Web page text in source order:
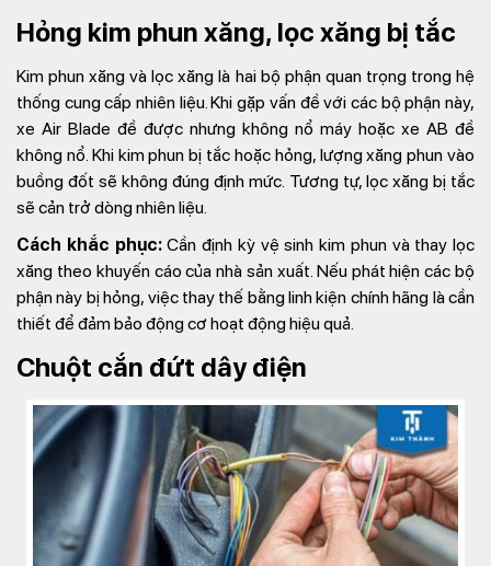
Hỏng kim phun xăng, lọc xăng bị tắc
Kim phun xăng và lọc xăng là hai bộ phận quan trọng trong hệ
thống cung cấp nhiên liệu. Khi gặp vấn đề với các bộ phận này,
xe Air Blade đề được nhưng không nổ máy hoặc xe AB đề
không nổ. Khi kim phun bị tắc hoặc hỏng, lượng xăng phun vào
buồng đốt sẽ không đúng định mức. Tương tự, lọc xăng bị tắc
sẽ cản trở dòng nhiên liệu.
Cách khắc phục:Cần định kỳ vệ sinh kim phun và thay lọc
xăng theo khuyến cáo của nhà sản xuất. Nếu phát hiện các bộ
phận này bị hỏng, việc thay thế bằng linh kiện chính hãng là cần
thiết để đảm bảo động cơ hoạt động hiệu quả.
Chuột cắn đứt dây điện